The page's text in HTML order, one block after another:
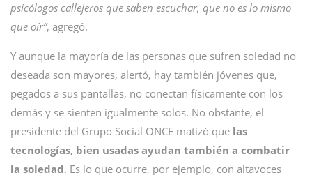
psicólogos callejeros que saben escuchar, que no es lo mismo
que oír”, agregó.
Y aunque la mayoría de las personas que sufren soledad no
deseada son mayores, alertó, hay también jóvenes que,
pegados a sus pantallas, no conectan físicamente con los
demás y se sienten igualmente solos. No obstante, el
presidente del Grupo Social ONCE matizó que las
tecnologías, bien usadas ayudan también a combatir
la soledad. Es lo que ocurre, por ejemplo, con altavoces